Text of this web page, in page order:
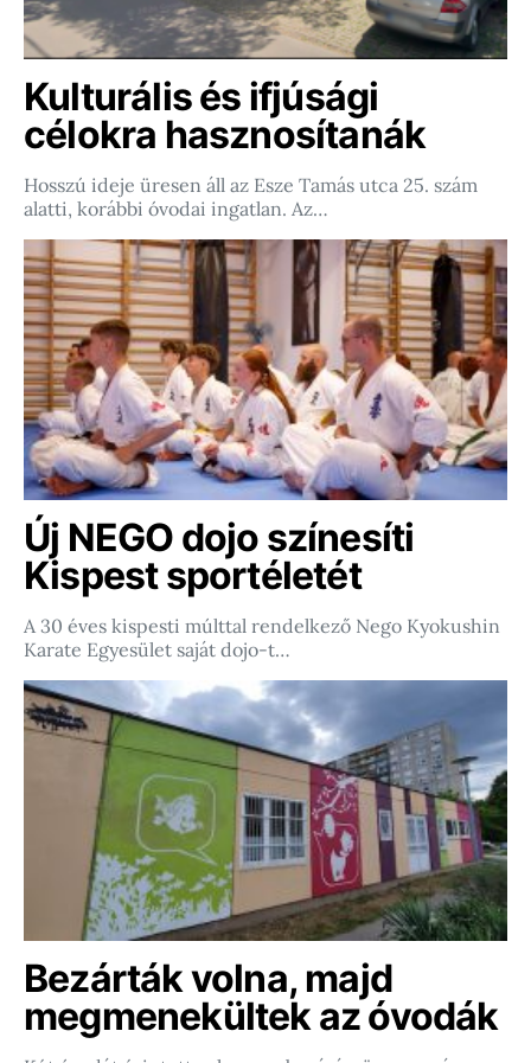
Kulturális és ifjúsági
célokra hasznosítanák
Hosszú ideje üresen áll az Esze Tamás utca 25. szám
alatti, korábbi óvodai ingatlan. Az…
Új NEGO dojo színesíti
Kispest sportéletét
A 30 éves kispesti múlttal rendelkező Nego Kyokushin
Karate Egyesület saját dojo-t…
Bezárták volna, majd
megmenekültek az óvodák